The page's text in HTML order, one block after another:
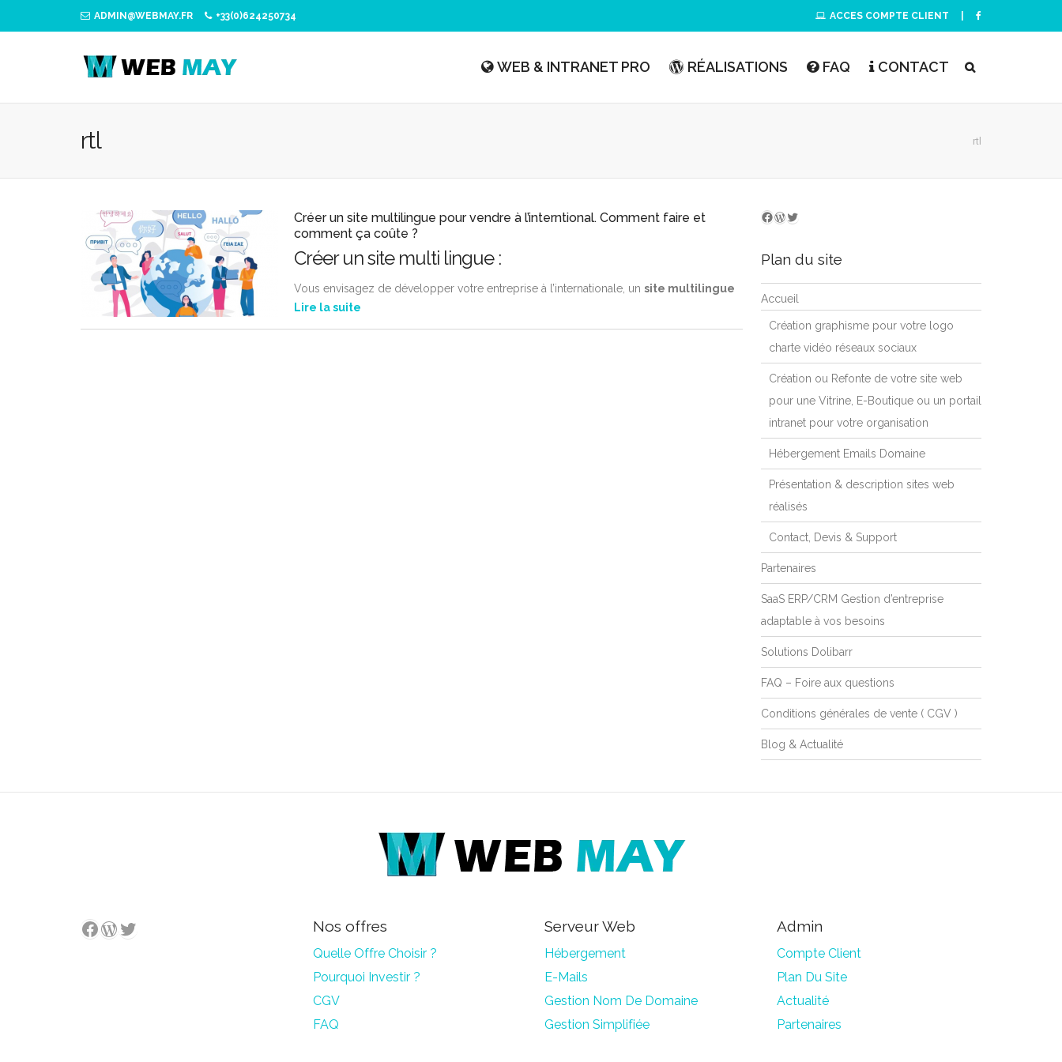
ADMIN@WEBMAY.FR +33(0)624250734 ACCES COMPTE CLIENT
WEB & INTRANET PRO RÉALISATIONS FAQ CONTACT
rtl
rtl
Créer un site multilingue pour vendre à l’interntional. Comment faire et
comment ça coûte ?
Créer un site multi lingue :
Vous envisagez de développer votre entreprise à l’internationale, un site multilingue
Lire la suite
Nous suivre sur facebook
WordPress
Twitter
Plan du site
Accueil
Création graphisme pour votre logo
charte vidéo réseaux sociaux
Création ou Refonte de votre site web
pour une Vitrine, E-Boutique ou un portail
intranet pour votre organisation
Hébergement Emails Domaine
Présentation & description sites web
réalisés
Contact, Devis & Support
Partenaires
SaaS ERP/CRM Gestion d’entreprise
adaptable à vos besoins
Solutions Dolibarr
FAQ – Foire aux questions
Conditions générales de vente ( CGV )
Blog & Actualité
Facebook
WordPress
Twitter Nos offres
Quelle Offre Choisir ?
Pourquoi Investir ?
CGV
FAQ
Serveur Web
Hébergement
E-Mails
Gestion Nom De Domaine
Gestion Simplifiée
Admin
Compte Client
Plan Du Site
Actualité
Partenaires